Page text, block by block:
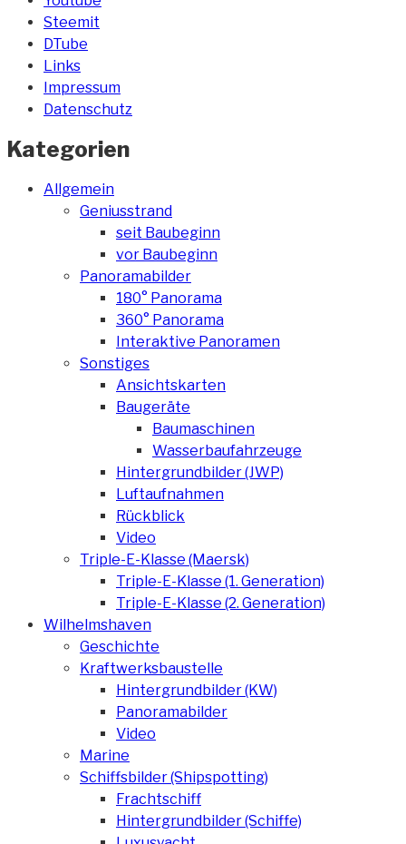
Steemit
DTube
Links
Impressum
Datenschutz
Kategorien
Allgemein
Geniusstrand
seit Baubeginn
vor Baubeginn
Panoramabilder
180° Panorama
360° Panorama
Interaktive Panoramen
Sonstiges
Ansichtskarten
Baugeräte
Baumaschinen
Wasserbaufahrzeuge
Hintergrundbilder (JWP)
Luftaufnahmen
Rückblick
Video
Triple-E-Klasse (Maersk)
Triple-E-Klasse (1. Generation)
Triple-E-Klasse (2. Generation)
Wilhelmshaven
Geschichte
Kraftwerksbaustelle
Hintergrundbilder (KW)
Panoramabilder
Video
Marine
Schiffsbilder (Shipspotting)
Frachtschiff
Hintergrundbilder (Schiffe)